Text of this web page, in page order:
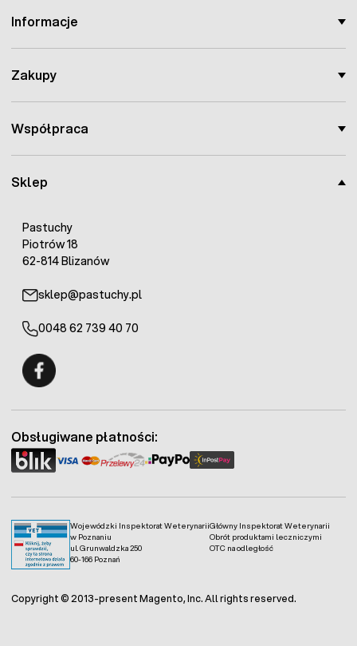
Sklep
Pastuchy
Piotrów 18
62-814 Blizanów
sklep@pastuchy.pl
0048 62 739 40 70
Informacje
Zakupy
Współpraca
Wojewódzki Inspektorat Weterynarii
w Poznaniu
ul. Grunwaldzka 250
60-166 Poznań
Główny Inspektorat Weterynarii
Obrót produktami leczniczymi
OTC na odległość
Obsługiwane płatności:
Copyright © 2013-present Magento, Inc. All rights reserved.